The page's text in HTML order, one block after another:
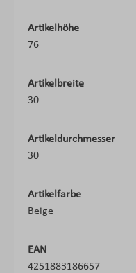
Artikelhöhe
76
Artikelbreite
30
Artikeldurchmesser
30
Artikelfarbe
Beige
EAN
4251883186657